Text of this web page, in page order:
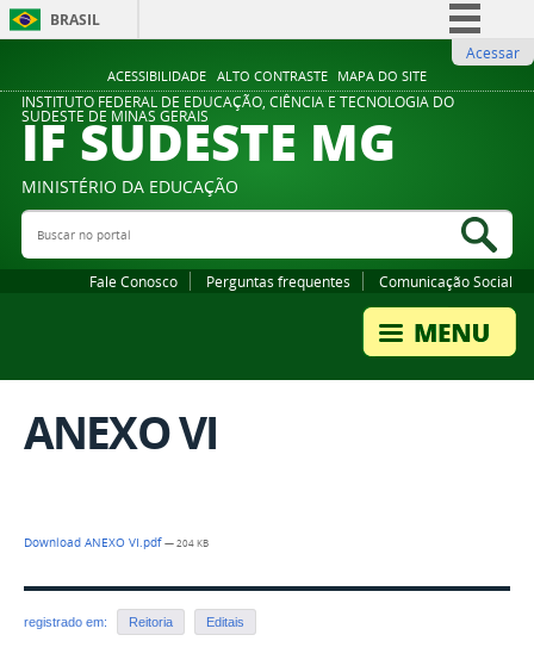
ACESSIBILIDADE ALTO CONTRASTE MAPA DO SITE
BRASIL
Comunica BR
Participe
Legislação
Acessar
INSTITUTO FEDERAL DE EDUCAÇÃO, CIÊNCIA E TECNOLOGIA DO
SUDESTE DE MINAS GERAIS
IF SUDESTE MG
MINISTÉRIO DA EDUCAÇÃO
Buscar no portal
Fale Conosco Perguntas frequentes Comunicação Social
ANEXO VI
Download ANEXO VI.pdf— 204 KB
registrado em: Reitoria Editais